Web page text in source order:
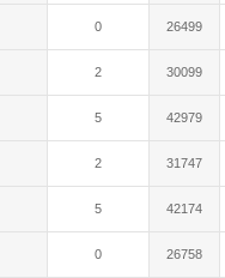
0 26499
2 30099
5 42979
2 31747
5 42174
0 26758